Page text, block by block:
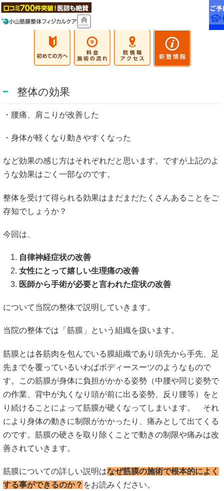
整体の効果
・腰痛、肩こりが改善した
・身体が軽くなり動きやすくなった
など効果の感じ方はそれぞれだと思います。ですが上記のよ
うな効果はごく一部なのです。
整体を受けて得られる効果はまだまだたくさんあることをご
存知でしょうか？
今回は、
自律神経症状の改善
女性にとって嬉しい生理痛の改善
医師から手術が必要と言われた症状の改善
について当院の整体で説明していきます。
当院の整体では「筋膜」という組織を扱います。
筋膜とは各筋肉を包んでいる膜組織であり頭先から手先、足
先までを覆っているいわばボディースーツのようなもので
す。この筋膜が身体に負担がかかる姿勢（中腰や同じ姿勢で
の作業、背中が丸くなり頭が前に出る姿勢、反り腰等）をと
り続けることによって筋膜が硬くなってしまいます。 それ
により身体の動きに制限がかかったり、痛みとして出てくる
のです。筋膜の硬さを取り除くことで動きの制限や痛みは改
善されていきます。
筋膜についての詳しい説明はなぜ筋膜の施術で根本的によく
する事ができるのか？ をお読みください。